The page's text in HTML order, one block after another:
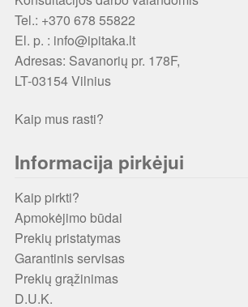
Tel.: +370 678 55822
El. p. : info@ipitaka.lt
Adresas: Savanorių pr. 178F,
LT-03154 Vilnius
Kaip mus rasti?
Informacija pirkėjui
Kaip pirkti?
Apmokėjimo būdai
Prekių pristatymas
Garantinis servisas
Prekių grąžinimas
D.U.K.